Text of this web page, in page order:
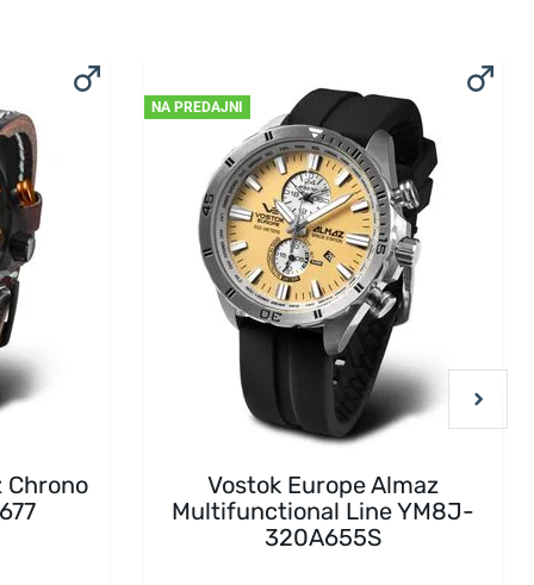
Chrono
NA PREDAJNI
Vostok Europe Almaz
Multifunctional Line YM8J-
320A655S